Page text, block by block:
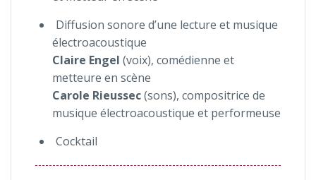
Diffusion sonore d’une lecture et musique
électroacoustique
Claire Engel (voix), comédienne et
metteure en scène
Carole Rieussec(sons), compositrice de
musique électroacoustique et performeuse
Cocktail